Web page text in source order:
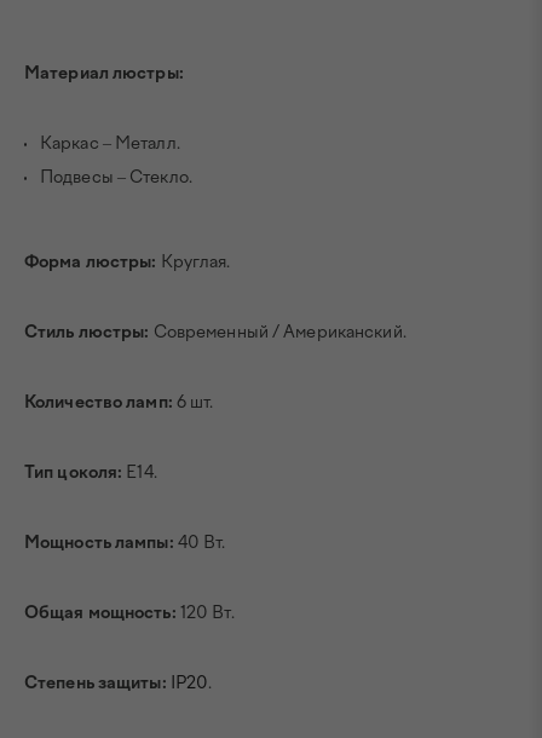
Материал люстры:
Каркас – Металл.
Подвесы – Стекло.
Форма люстры: Круглая.
Стиль люстры: Современный / Американский.
Количество ламп: 6 шт.
Тип цоколя: E14.
Мощность лампы: 40 Вт.
Общая мощность: 120 Вт.
Степень защиты: IP20.